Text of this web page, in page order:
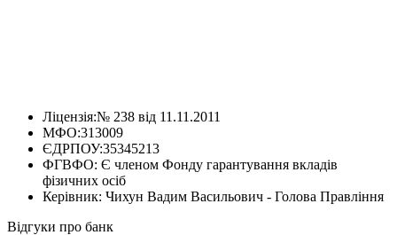
Ліцензія:№ 238 від 11.11.2011
МФО:313009
ЄДРПОУ:35345213
ФГВФО: Є членом Фонду гарантування вкладів
фізичних осіб
Керівник: Чихун Вадим Васильович - Голова Правління
Відгуки про банк